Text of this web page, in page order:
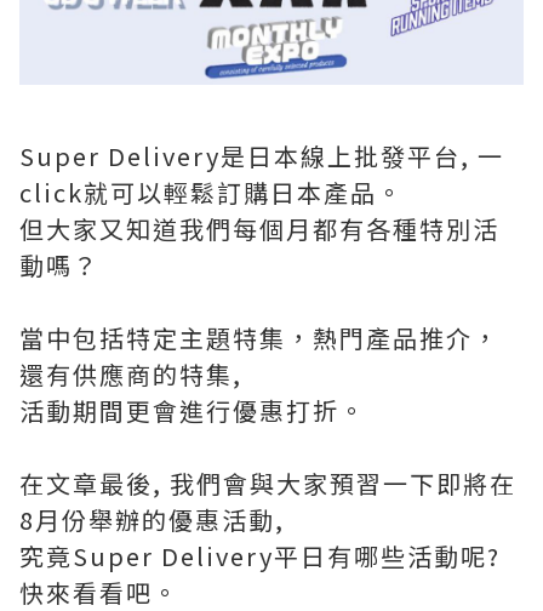
Super Delivery是日本線上批發平台, 一
click就可以輕鬆訂購日本產品。
但大家又知道我們每個月都有各種特別活
動嗎？
當中包括特定主題特集，熱門產品推介，
還有供應商的特集,
活動期間更會進行優惠打折。
在文章最後, 我們會與大家預習一下即將在
8月份舉辦的優惠活動,
究竟Super Delivery平日有哪些活動呢?
快來看看吧。